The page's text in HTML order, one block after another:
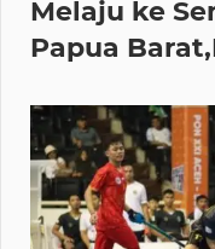
Melaju ke
Papua